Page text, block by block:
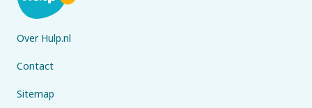
Over Hulp.nl
Contact
Sitemap